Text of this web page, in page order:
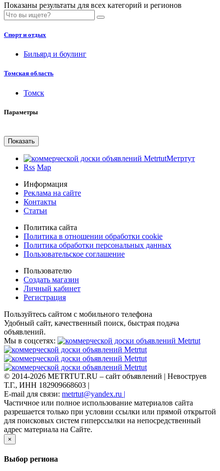
Показаны результаты для всех категорий и регионов
Спорт и отдых
Бильярд и боулинг
Томская область
Томск
Параметры
Метртут
Rss Map
Информация
Реклама на сайте
Контакты
Статьи
Политика сайта
Политика в отношении обработки cookie
Политика обработки персональных данных
Пользовательское соглашение
Пользователю
Создать магазин
Личный кабинет
Регистрация
Пользуйтесь сайтом с мобильного телефона
Удобный сайт, качественный поиск, быстрая подача
объявлений.
Мы в соцсетях:
© 2014-2026 METRTUT.RU – сайт объявлений | Невоструев
Т.Г., ИНН 182909668603 |
E-mail для связи: metrtut@yandex.ru |
Частичное или полное использование материалов сайта
разрешается только при условии ссылки или прямой открытой
для поисковых систем гиперссылки на непосредственный
адрес материала на Сайте.
×
Выбор региона